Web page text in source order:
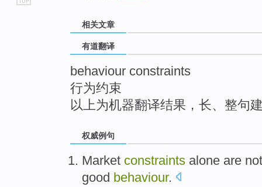
相关文章
有道翻译
behaviour constraints
行为约束
以上为机器翻译结果，长、整句
权威例句
Market constraints alone are
good behaviour.